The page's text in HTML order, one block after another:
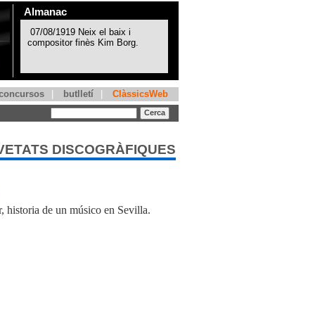
Almanac
butlletí
ClàssicsWeb
DISCOGRÀFIQUES
historia de un músico en Sevilla.